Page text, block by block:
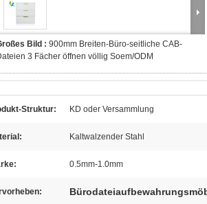
Bild : 900mm Breiten-Büro-seitliche CAB-
3 Fächer öffnen völlig Soem/ODM
Struktur: KD oder Versammlung
Kaltwalzender Stahl
0.5mm-1.0mm